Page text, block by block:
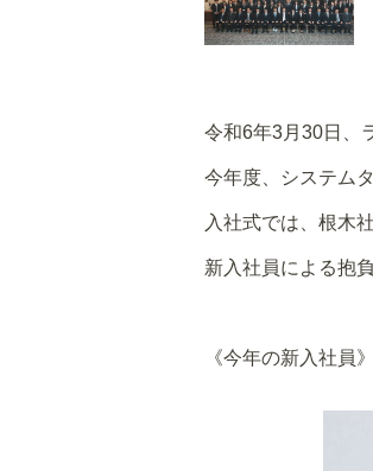
令和6年3月30日、
今年度、システム
入社式では、根木
新入社員による抱
《今年の新入社員》